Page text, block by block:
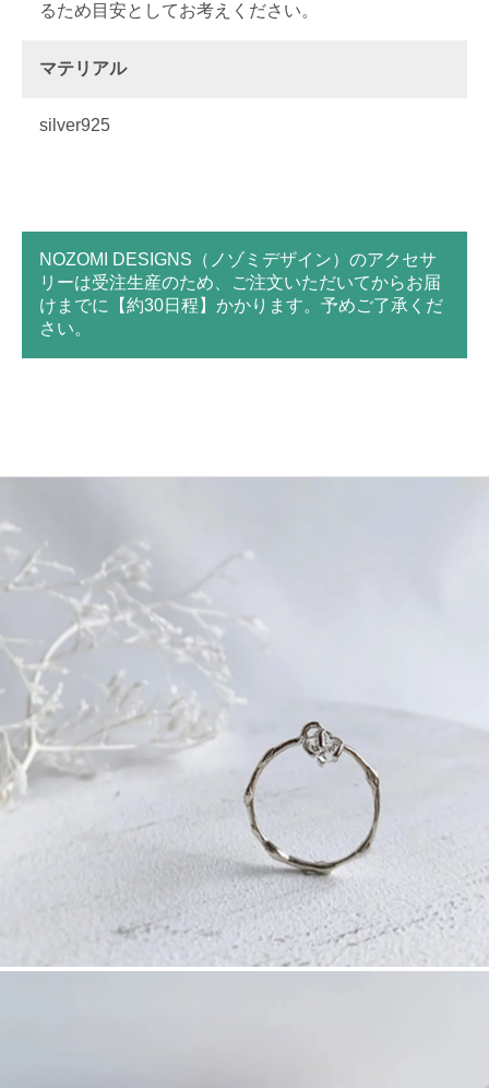
るため目安としてお考えください。
マテリアル
silver925
NOZOMI DESIGNS（ノゾミデザイン）のアクセサ
リーは受注生産のため、ご注文いただいてからお届
けまでに【約30日程】かかります。予めご了承くだ
さい。